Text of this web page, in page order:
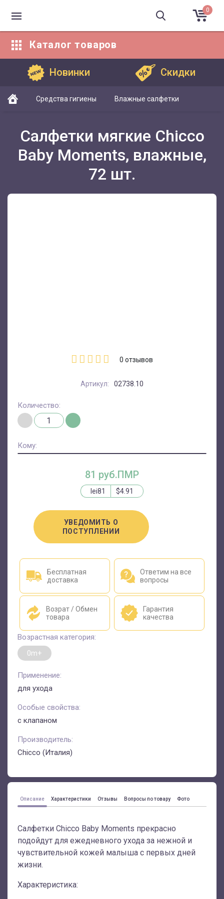
0
Каталог товаров
Новинки Скидки
Средства гигиены Влажные салфетки
Салфетки мягкие Chicco
Baby Moments, влажные,
72 шт.
0 отзывов
Артикул: 02738.10
81 руб.ПМР
lei81 $4.91
УВЕДОМИТЬ О
ПОСТУПЛЕНИИ
Количество:
Кому:
Бесплатная
доставка
Ответим на все
вопросы
Возрат / Обмен
товара
Гарантия
качества
Возрастная категория:
0m+
Применение:
для ухода
Особые свойства:
с клапаном
Производитель:
Chicco (Италия)
Описание Характеристики Отзывы Вопросы по товару Фото
Салфетки Chicco Baby Moments прекрасно
подойдут для ежедневного ухода за нежной и
чувствительной кожей малыша с первых дней
жизни.
Характеристика: